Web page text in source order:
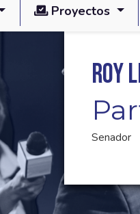
Proyectos
Roy
Senador